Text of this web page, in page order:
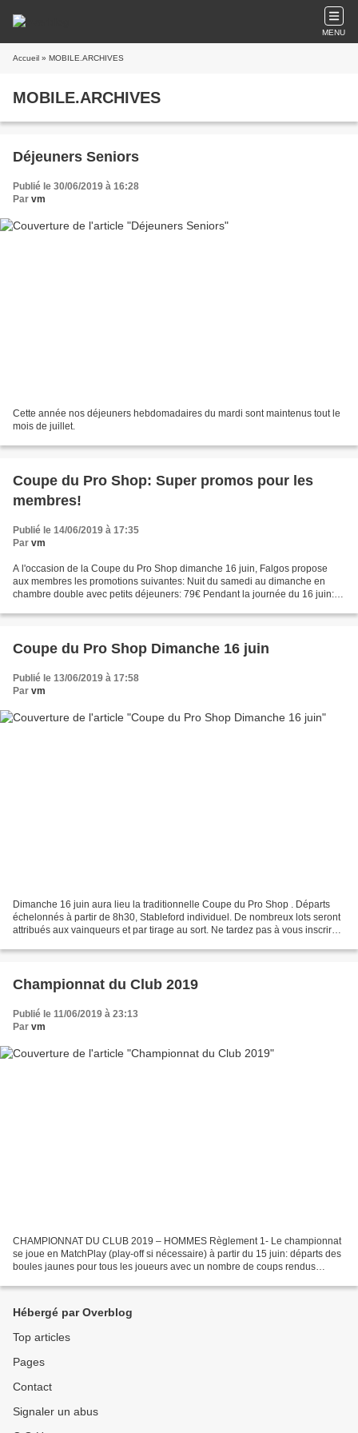
MENU
Accueil » MOBILE.ARCHIVES
MOBILE.ARCHIVES
Déjeuners Seniors
Publié le 30/06/2019 à 16:28
Par vm
Cette année nos déjeuners hebdomadaires du mardi sont maintenus tout le
mois de juillet.
Coupe du Pro Shop: Super promos pour les
membres!
Publié le 14/06/2019 à 17:35
Par vm
A l'occasion de la Coupe du Pro Shop dimanche 16 juin, Falgos propose
aux membres les promotions suivantes: Nuit du samedi au dimanche en
chambre double avec petits déjeuners: 79€ Pendant la journée du 16 juin:
Coupe du Pro Shop Dimanche 16 juin
Publié le 13/06/2019 à 17:58
Par vm
Dimanche 16 juin aura lieu la traditionnelle Coupe du Pro Shop . Départs
échelonnés à partir de 8h30, Stableford individuel. De nombreux lots seront
attribués aux vainqueurs et par tirage au sort. Ne tardez pas à vous inscrire
Championnat du Club 2019
Publié le 11/06/2019 à 23:13
Par vm
CHAMPIONNAT DU CLUB 2019 – HOMMES Règlement 1- Le championnat
se joue en MatchPlay (play-off si nécessaire) à partir du 15 juin: départs des
boules jaunes pour tous les joueurs avec un nombre de coups rendus
Hébergé par Overblog
Top articles
Pages
Contact
Signaler un abus